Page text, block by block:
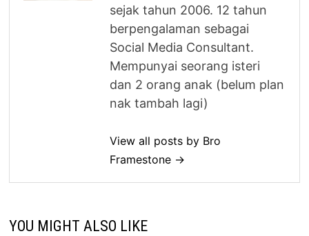
sejak tahun 2006. 12 tahun
berpengalaman sebagai
Social Media Consultant.
Mempunyai seorang isteri
dan 2 orang anak (belum plan
nak tambah lagi)
View all posts by Bro
Framestone →
YOU MIGHT ALSO LIKE